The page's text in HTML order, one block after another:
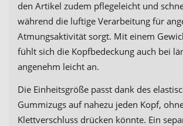
den Artikel zudem pflegeleicht und
während die luftige Verarbeitung für
Atmungsaktivität sorgt. Mit einem
fühlt sich die Kopfbedeckung auch bei
angenehm leicht an.
Die Einheitsgröße passt dank des
Gummizugs auf nahezu jeden Kopf,
Klettverschluss drücken könnte. Ein